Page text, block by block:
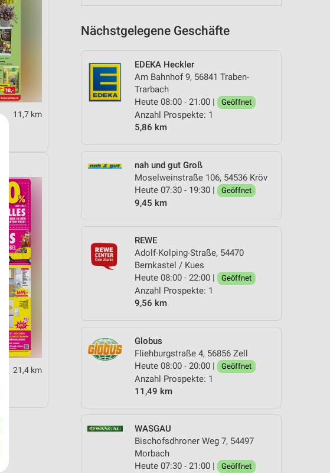
Nächstgelegene Geschäfte
EDEKA Heckler
Am Bahnhof 9, 56841 Traben-
Trarbach
Heute 08:00 - 21:00 |
Geöffnet
Anzahl Prospekte: 1
5,86 km
nah und gut Groß
Moselweinstraße 106, 54536 Kröv
Heute 07:30 - 19:30 |
Geöffnet
9,45 km
REWE
Adolf-Kolping-Straße, 54470
Bernkastel / Kues
Heute 08:00 - 22:00 |
Geöffnet
Anzahl Prospekte: 1
9,56 km
Globus
Fliehburgstraße 4, 56856 Zell
Heute 08:00 - 20:00 |
Geöffnet
Anzahl Prospekte: 1
11,49 km
WASGAU
Bischofsdhroner Weg 7, 54497
Morbach
Heute 07:30 - 21:00 |
Geöffnet
11,7 km
21,4 km